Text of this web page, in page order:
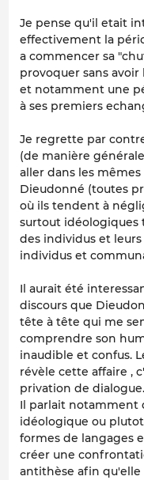
Je pense qu'il etait
effectivement la
a commencer sa
provoquer sans
et notamment une
à ses premiers
Je regrette par
(de manière
aller dans les
Dieudonné (toutes
où ils tendent à
surtout idéologiques
des individus et
individus et
Il aurait été
discours que
tête à tête qui me
comprendre son
inaudible et confus.
révèle cette affaire ,
privation de dialogue.
Il parlait notamment
idéologique ou
formes de langages
créer une
antithèse afin